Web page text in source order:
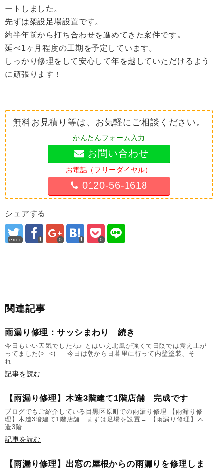
ートしました。
先ずは架設足場設置です。
約半年前から打ち合わせを進めてきた案件です。
延べ1ヶ月程度の工期を予定しています。
しっかり修理をして安心して年を越していただけるよう
に頑張ります！
無料お見積り等は、お気軽にご相談ください。
かんたんフォーム入力
お問い合わせ
お電話（フリーダイヤル）
0120-56-1618
シェアする
error 0 0
関連記事
雨漏り修理：サッシまわり 続き
今日もいい天気でしたね♪ とはいえ北風が強くて日陰では震え上が
ってました(>_<) 今日は朝から日暮里に行って内壁塗装、そ
れ...
記事を読む
【雨漏り修理】木造3階建て1階店舗 完成です
ブログでもご紹介している目黒区原町での雨漏り修理 【雨漏り修
理】木造3階建て1階店舗 まずは足場を設置→ 【雨漏り修理】木
造3階...
記事を読む
【雨漏り修理】出窓の屋根からの雨漏りを修理しま